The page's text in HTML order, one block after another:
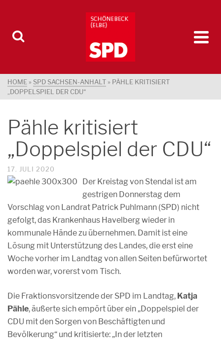
HOME » SPD SACHSEN-ANHALT » PÄHLE KRITISIERT
„DOPPELSPIEL DER CDU“
Pähle kritisiert
„Doppelspiel der CDU“
17. JULI 2020
Der Kreistag von Stendal ist am
gestrigen Donnerstag dem
Vorschlag von Landrat Patrick Puhlmann (SPD) nicht
gefolgt, das Krankenhaus Havelberg wieder in
kommunale Hände zu übernehmen. Damit ist eine
Lösung mit Unterstützung des Landes, die erst eine
Woche vorher im Landtag von allen Seiten befürwortet
worden war, vorerst vom Tisch.
Die Fraktionsvorsitzende der SPD im Landtag, Katja
Pähle, äußerte sich empört über ein „Doppelspiel der
CDU mit den Sorgen von Beschäftigten und
Bevölkerung“ und kritisierte: „In der letzten